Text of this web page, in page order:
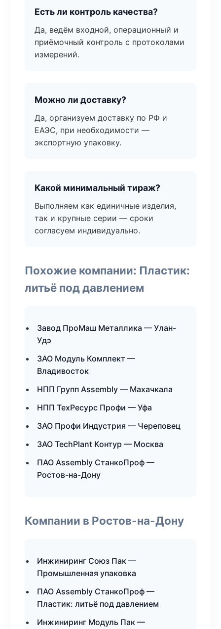
Есть ли контроль качества?
Да, ведём входной, операционный и
приёмочный контроль с протоколами
измерений.
Можно ли доставку?
Да, организуем доставку по РФ и
ЕАЭС, при необходимости —
экспортную упаковку.
Какой минимальный тираж?
Выполняем как единичные изделия,
так и крупные серии — сроки
согласуем индивидуально.
Похожие компании: Пластик:
литьё под давлением
Завод ПроМаш Металлика — Улан-
Удэ
ЗАО Модуль Комплект —
Владивосток
НПП Групп Assembly — Махачкала
НПП ТехРесурс Профи — Уфа
ЗАО Профи Индустрия — Череповец
ЗАО TechPlant Контур — Москва
ПАО Assembly СтанкоПроф —
Ростов-на-Дону
Компании в Ростов-на-Дону
Инжиниринг Союз Пак —
Промышленная упаковка
ПАО Assembly СтанкоПроф —
Пластик: литьё под давлением
Инжиниринг Модуль Пак —